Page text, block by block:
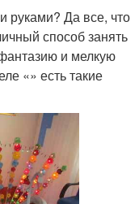
руками? Да все, что
способ занять
и мелкую
«» есть такие